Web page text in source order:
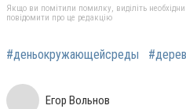
Якщо ви помітили помилку, виділіть
повідомити про це редакцію
#деньокружающейсреды
Егор Вольнов